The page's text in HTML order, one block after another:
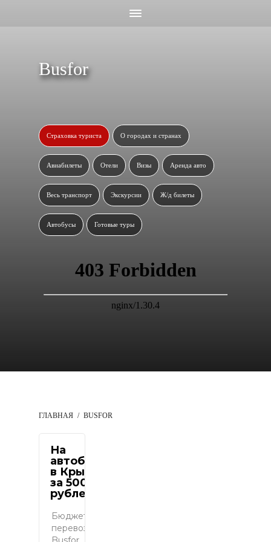
Busfor
Страховка туриста О городах и странах
Авиабилеты Отели Визы Аренда авто
Весь транспорт Экскурсии Ж/д билеты
Автобусы Готовые туры
ГЛАВНАЯ BUSFOR
На
автобусе
в Крым
за 500
рублей
Бюджетный
перевозчик